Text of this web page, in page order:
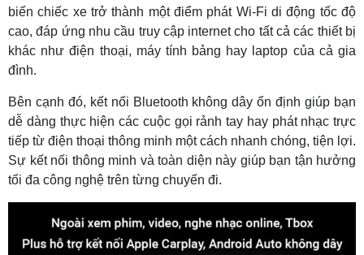
biến chiếc xe trở thành một điểm phát Wi-Fi di động tốc độ
cao, đáp ứng nhu cầu truy cập internet cho tất cả các thiết bị
khác như điện thoại, máy tính bảng hay laptop của cả gia
đình.
Bên cạnh đó, kết nối Bluetooth không dây ổn định giúp bạn
dễ dàng thực hiện các cuộc gọi rảnh tay hay phát nhạc trực
tiếp từ điện thoại thông minh một cách nhanh chóng, tiện lợi.
Sự kết nối thông minh và toàn diện này giúp bạn tận hưởng
tối đa công nghệ trên từng chuyến đi.